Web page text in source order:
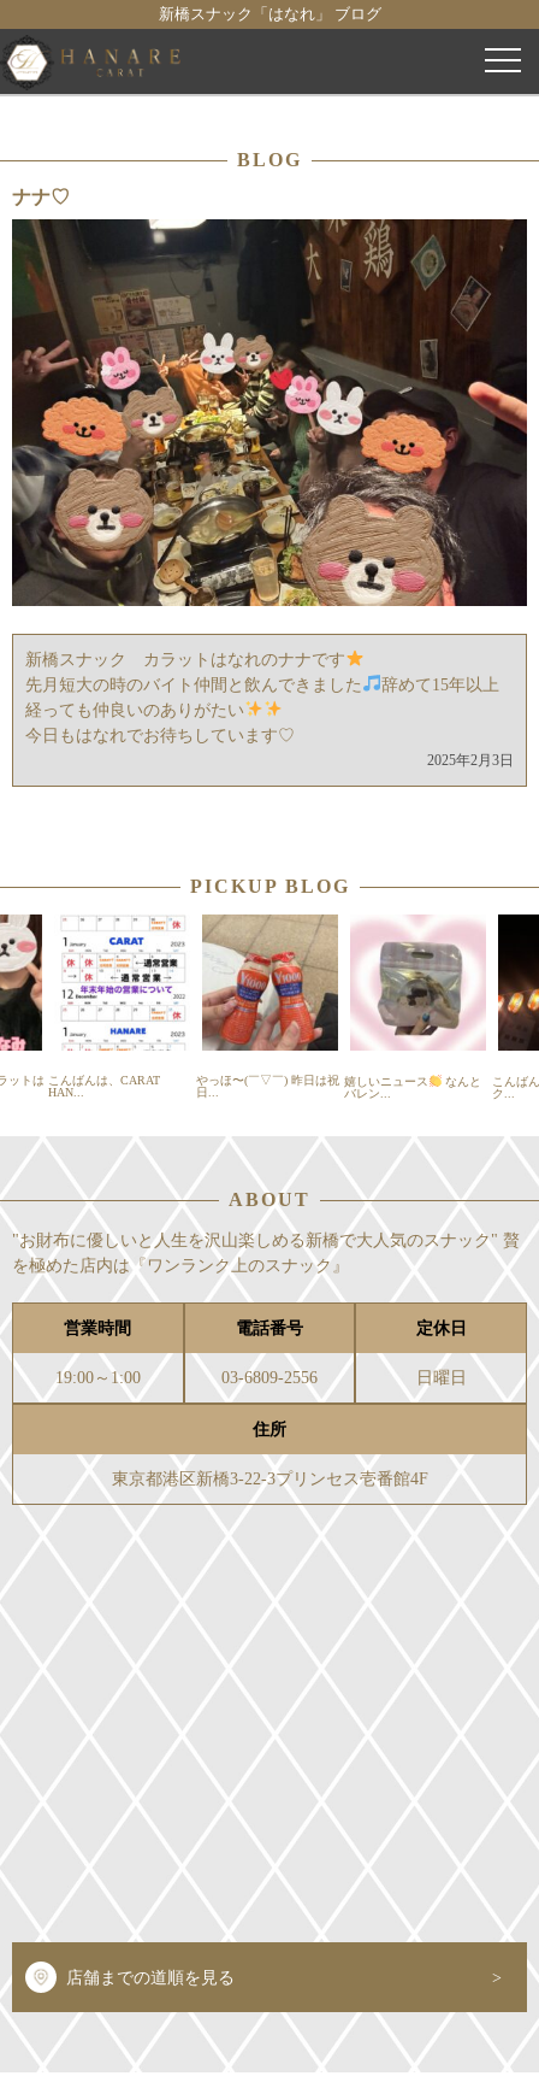
新橋スナック「はなれ」 ブログ
コ
ン
ツ
キ
ッ
BLOG
ナナ♡
新橋スナック カラットはなれのナナです
先月短大の時のバイト仲間と飲んできました
辞めて15年以上
経っても仲良いのありがたい
今日もはなれでお待ちしています♡
2025年2月3日
PICKUP BLOG
ットは こんばんは、CARAT
HAN...
やっほ〜(￣▽￣) 昨日は祝
日...
嬉しいニュース
なんと
バレン...
こんば
ク...
ABOUT
"お財布に優しいと人生を沢山楽しめる新橋で大人気のスナック" 贅
を極めた店内は『ワンランク上のスナック』
営業時間
19:00～1:00
電話番号
03-6809-2556
定休日
日曜日
住所
東京都港区新橋3-22-3プリンセス壱番館4F
店舗までの道順を見る